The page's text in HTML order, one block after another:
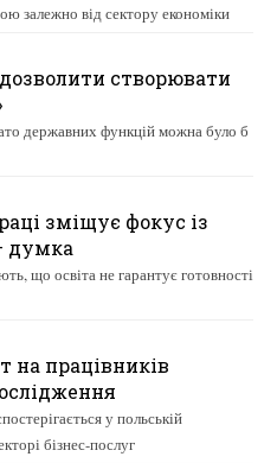
залежно від сектору економіки
створювати
державних функцій можна було б
зміщує фокус із
думка
що освіта не гарантує готовності
на працівників
у польській
бізнес-послуг